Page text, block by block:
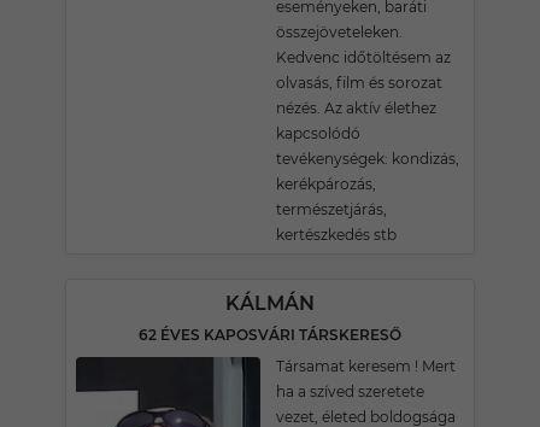
eseményeken, baráti
összejöveteleken.
Kedvenc időtöltésem az
olvasás, film és sorozat
nézés. Az aktív élethez
kapcsolódó
tevékenységek: kondizás,
kerékpározás,
természetjárás,
kertészkedés stb
KÁLMÁN
62 ÉVES KAPOSVÁRI TÁRSKERESŐ
Társamat keresem ! Mert
ha a szíved szeretete
vezet, életed boldogsága